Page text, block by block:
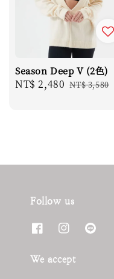
Season Deep V (2色)
Sale
NT$ 2,480 Regular
NT$ 3,580
Follow us
We accept